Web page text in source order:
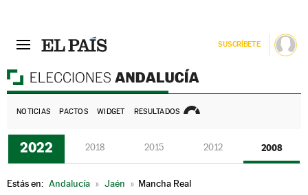
SUSCRÍBETE
NOTICIAS PACTOS WIDGET RESULTADOS
2022 2018 2015 2012 2008
Estás en: Andalucía » Jaén » Mancha Real